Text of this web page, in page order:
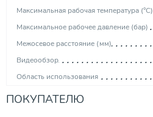
Максимальная рабочая температура (°С)
Максимальное рабочее давление (бар)
Межосевое расстояние (мм)
Видеообзор
Область использования
Диаметр выходов
ПОКУПАТЕЛЮ